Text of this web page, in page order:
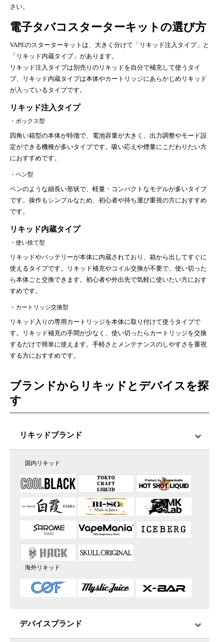
さい。
電子タバコスターターキットの選び方
VAPEのスターターキットは、大きく分けて「リキッド注入タイプ」と
「リキッド内蔵タイプ」があります。
リキッド注入タイプは別売りのリキッドを自分で補充して使うタイ
プ、リキッド内蔵タイプは本体やカートリッジにあらかじめリキッド
が入っているタイプです。
リキッド注入タイプ
・ボックス型
四角い箱型の本体が特徴で、電池容量が大きく、出力調整やモード設
定ができる機種が多いタイプです。吸い応えや煙量にこだわりたい方
におすすめです。
・ペン型
ペンのような細長い形状で、軽量・コンパクトなモデルが多いタイプ
です。操作もシンプルなため、初心者や持ち運び重視の方におすすめ
です。
リキッド内蔵タイプ
・使い捨て型
リキッドやバッテリーが本体に内蔵されており、箱から出してすぐに
使えるタイプです。リキッド補充やコイル交換が不要で、使い切った
ら本体ごと交換できます。初心者や外出先で気軽に使いたい方におす
すめです。
・カートリッジ交換型
リキッド入りの専用カートリッジを本体に取り付けて使うタイプで
す。リキッド補充の手間が少なく、使い切ったらカートリッジを交換
するだけで簡単に使えます。手軽さとメンテナンスのしやすさを重視
する方におすすめです。
ブランドからリキッドとデバイスを探
す
リキッドブランド
国内リキッド
海外リキッド
デバイスブランド